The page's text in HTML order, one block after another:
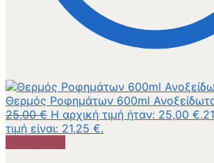
Θερμός Ροφημάτων 600ml
25,00€ Η αρχική τιμή ήταν: 25,00 €.
τιμή είναι: 21,25 €.